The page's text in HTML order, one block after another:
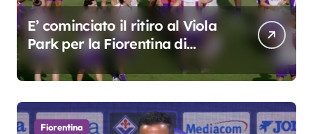
E’ cominciato il ritiro al Viola
Park per la Fiorentina di
Grosso
Fiorentina